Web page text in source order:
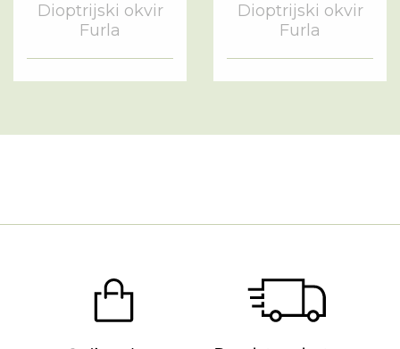
Dioptrijski okvir
Furla
Dioptrijski okvir
Furla